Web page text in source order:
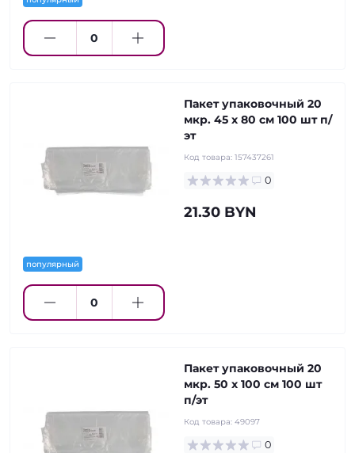
популярный
Пакет упаковочный 20
мкр. 45 х 80 см 100 шт п/
эт
Код товара: 157437261
0
21.30 BYN
Пакет упаковочный 20
мкр. 50 х 100 см 100 шт
п/эт
Код товара: 49097
0